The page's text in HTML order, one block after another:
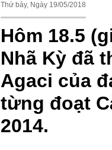
Thứ bảy, Ngày 19/05/2018
Hôm 18.5
Nhã Kỳ đã
Agaci của
từng đoạt
2014.